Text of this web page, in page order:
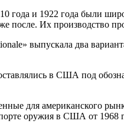
года и 1922 года были
Их производство
выпускала два
в США под
для американского
оружия в США от 1968